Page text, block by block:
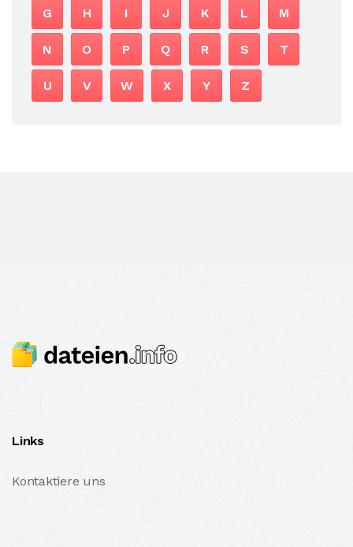
G H I J K L M
N O P Q R S T
U V W X Y Z
Links
Kontaktiere uns